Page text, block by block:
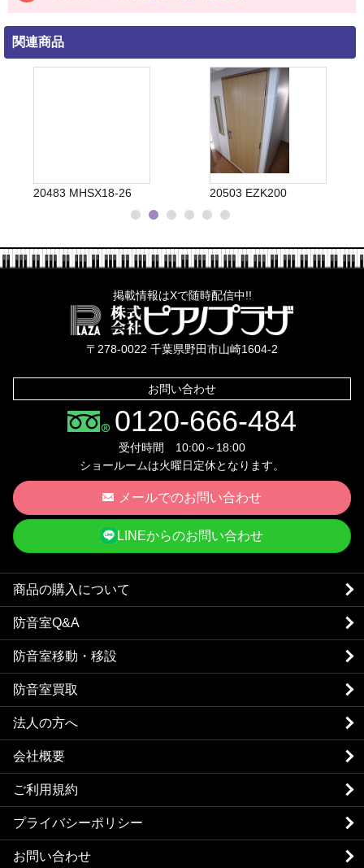
関連商品
20483 MHSX18-26 20503 EZK200
掲載情報はXで随時配信中!!
〒278-0022 千葉県野田市山崎1604-2
お問い合わせ
0120-666-484
受付時間 10:00～18:00
ショールームは火曜日定休となります。
メールでのお問い合わせ
LINEからのお問い合わせ
商品の購入について
防音室Q&A
防音室移動・移設
防音室買取
法人の方へ
会社概要
ご利用規約
プライバシーポリシー
お問い合わせ